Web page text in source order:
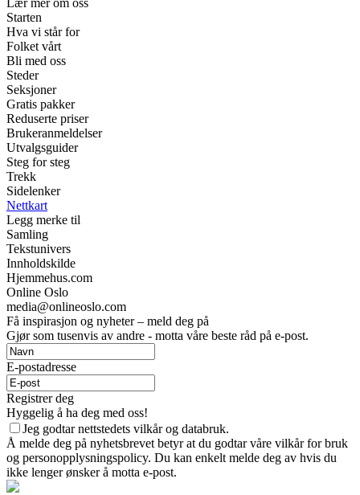
Lær mer om oss
Starten
Hva vi står for
Folket vårt
Bli med oss
Steder
Seksjoner
Gratis pakker
Reduserte priser
Brukeranmeldelser
Utvalgsguider
Steg for steg
Trekk
Sidelenker
Nettkart
Legg merke til
Samling
Tekstunivers
Innholdskilde
Hjemmehus.com
Online Oslo
media@onlineoslo.com
Få inspirasjon og nyheter – meld deg på
Gjør som tusenvis av andre - motta våre beste råd på e-post.
E-postadresse
Registrer deg
Hyggelig å ha deg med oss!
Jeg godtar nettstedets vilkår og databruk.
Å melde deg på nyhetsbrevet betyr at du godtar våre vilkår for bruk
og personopplysningspolicy. Du kan enkelt melde deg av hvis du
ikke lenger ønsker å motta e-post.